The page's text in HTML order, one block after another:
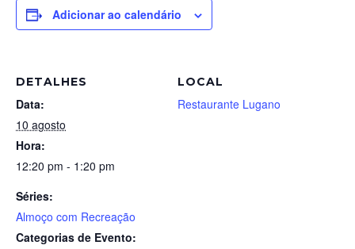
Adicionar ao calendário
DETALHES
Data:
10 agosto
Hora:
12:20 pm - 1:20 pm
Séries:
Almoço com Recreação
Categorias de Evento:
LOCAL
Restaurante Lugano